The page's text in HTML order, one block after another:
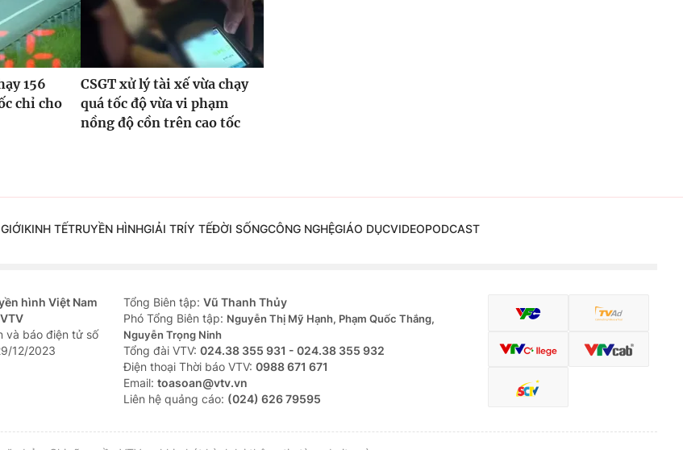
156
chỉ cho
CSGT xử lý tài xế vừa chạy
quá tốc độ vừa vi phạm
nồng độ cồn trên cao tốc
KINH TẾTRUYỀN HÌNHGIẢI TRÍY TẾĐỜI SỐNGCÔNG NGHỆGIÁO DỤCVIDEOPODCAST
hình Việt Nam
và báo điện tử số
12/2023
Tổng Biên tập: Vũ Thanh Thủy
Phó Tổng Biên tập: Nguyễn Thị Mỹ Hạnh, Phạm Quốc Thắng,
Nguyễn Trọng Ninh
Tổng đài VTV: 024.38 355 931 - 024.38 355 932
Ðiện thoại Thời báo VTV: 0988 671 671
Email: toasoan@vtv.vn
Liên hệ quảng cáo: (024) 626 79595